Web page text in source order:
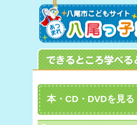
本・CD・DVDを見る